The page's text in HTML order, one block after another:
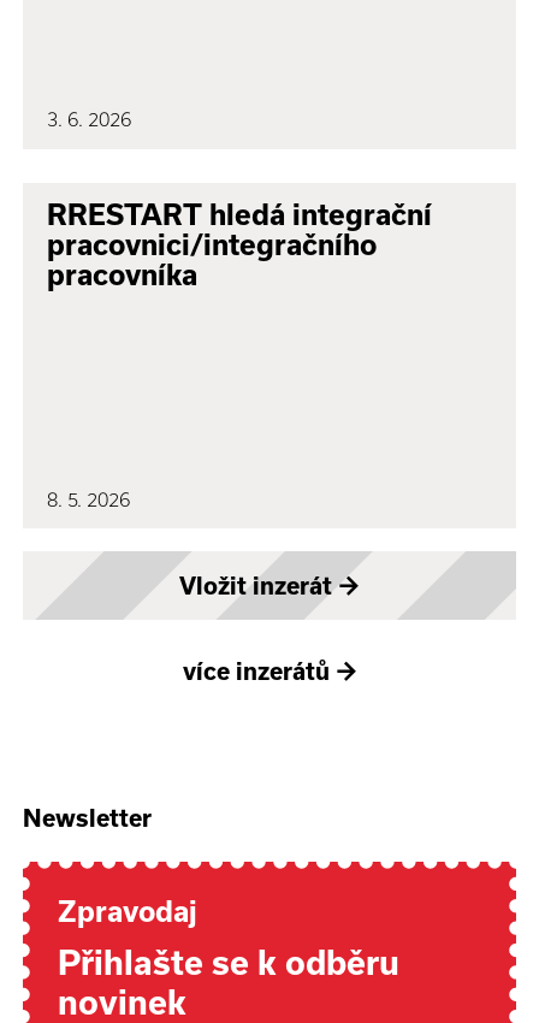
3. 6. 2026
RRESTART hledá integrační
pracovnici/integračního
pracovníka
8. 5. 2026
Vložit inzerát→
více inzerátů →
Newsletter
Zpravodaj
Přihlašte se k odběru
novinek